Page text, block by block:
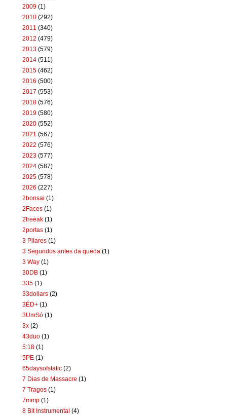
2009 (1)
2010 (292)
2011 (340)
2012 (479)
2013 (579)
2014 (511)
2015 (462)
2016 (500)
2017 (553)
2018 (576)
2019 (580)
2020 (552)
2021 (567)
2022 (576)
2023 (577)
2024 (587)
2025 (578)
2026 (227)
2bonsai (1)
2Faces (1)
2freeak (1)
2portas (1)
3 Pilares (1)
3 Segundos antes da queda (1)
3 Way (1)
30DB (1)
335 (1)
33dollars (2)
3ÉD+ (1)
3UmSó (1)
3x (2)
43duo (1)
5:18 (1)
5PE (1)
65daysofstatic (2)
7 Dias de Massacre (1)
7 Tragos (1)
7mmp (1)
8 Bit Instrumental (4)